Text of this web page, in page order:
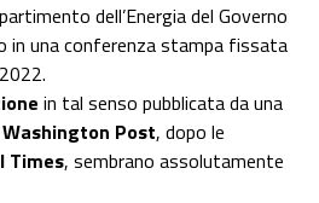
dell’Energia del Governo
in una conferenza stampa fissata
in tal senso pubblicata da una
Washington Post, dopo le
Times, sembrano assolutamente